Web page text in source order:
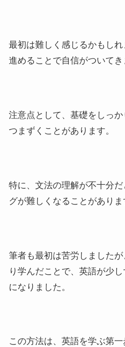
最初は難しく感じるかもし
進めることで自信がついてき
注意点として、基礎をしっ
つまずくことがあります。
特に、文法の理解が不十分
グが難しくなることがありま
筆者も最初は苦労しました
り学んだことで、英語が少
になりました。
この方法は、英語を学ぶ第